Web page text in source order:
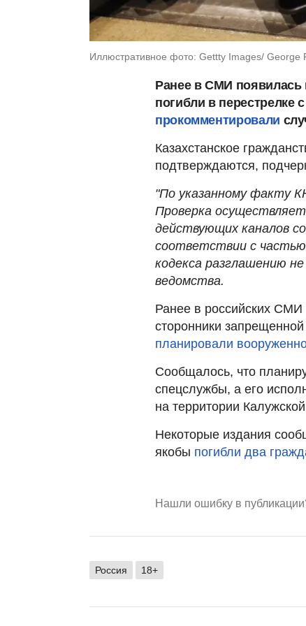
Иллюстративное фото: Gettty Images/ George
Ранее в СМИ появилась
погибли в перестрелке
прокомментировали
Казахстанское
подтверждаются,
"По указанному факту
Проверка
действующих каналов
соответствии с частью
кодекса разглашению
ведомства.
Ранее в российских
сторонники
планировали
Сообщалось, что
спецслужбы, а его
на территории
Некоторые издания
якобы погибли два
Нашли ошибку в
Россия 18+